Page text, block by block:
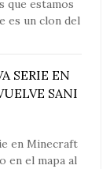
que estamos
es un clon del
SERIE EN
SANI
en Minecraft
en el mapa al